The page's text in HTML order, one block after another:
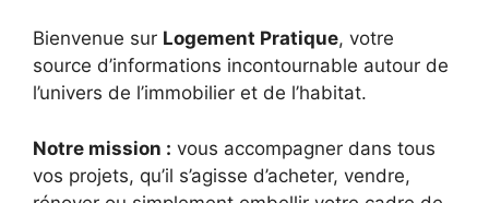
Bienvenue sur Logement Pratique, votre
source d’informations incontournable autour de
l’univers de l’immobilier et de l’habitat.
Notre mission : vous accompagner dans tous
vos projets, qu’il s’agisse d’acheter, vendre,